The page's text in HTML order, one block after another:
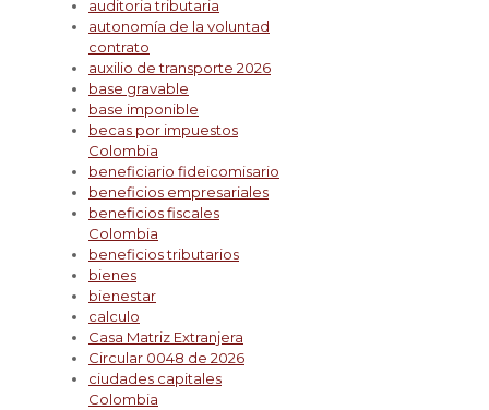
auditoria tributaria
autonomía de la voluntad
contrato
auxilio de transporte 2026
base gravable
base imponible
becas por impuestos
Colombia
beneficiario fideicomisario
beneficios empresariales
beneficios fiscales
Colombia
beneficios tributarios
bienes
bienestar
calculo
Casa Matriz Extranjera
Circular 0048 de 2026
ciudades capitales
Colombia